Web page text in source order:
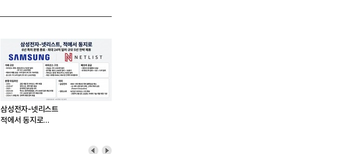
삼성전자-넷리스트
적에서 동지로…